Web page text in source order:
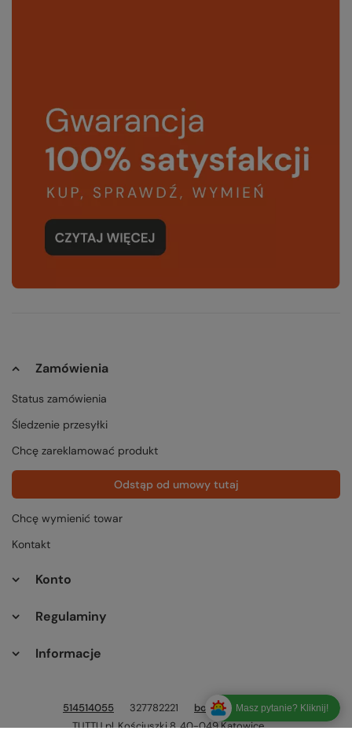
Zamówienia
Status zamówienia
Śledzenie przesyłki
Chcę zareklamować produkt
Odstąp od umowy tutaj
Chcę wymienić towar
Kontakt
Konto
Regulaminy
Informacje
514514055 327782221
bok@tuttu.pl
TUTTU.pl,Kościuszki 8,40-049Katowice
Masz pytanie? Kliknij!